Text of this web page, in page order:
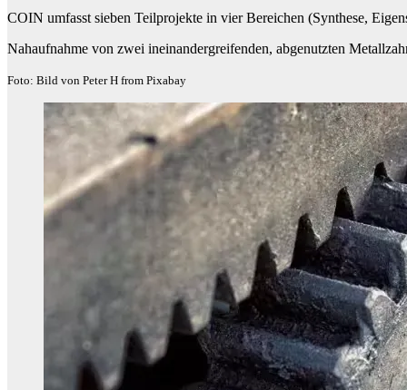
COIN umfasst sieben Teilprojekte in vier Bereichen (Synthese,
Nahaufnahme von zwei ineinandergreifenden, abgenutzten
Foto: Bild von Peter H from Pixabay